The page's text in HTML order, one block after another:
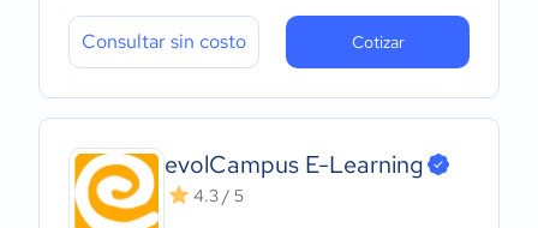
Consultar sin costo Cotizar
evolCampus E-Learning
4.3 / 5